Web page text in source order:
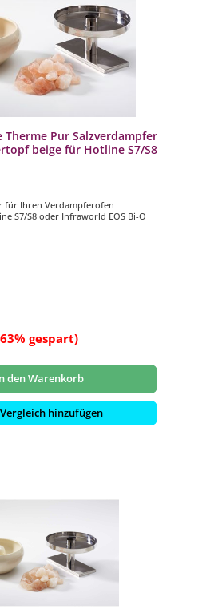
Therme Pur Salzverdampfer
beige für Hotline S7/S8
für Ihren Verdampferofen
S7/S8 oder Infraworld EOS Bi-O
gespart)
den Warenkorb
hinzufügen